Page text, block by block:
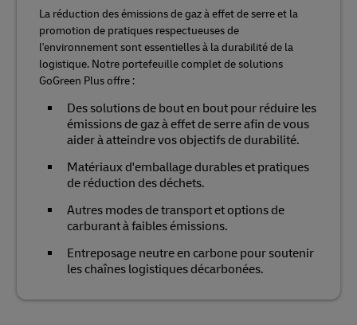
La réduction des émissions de gaz à effet de serre et la
promotion de pratiques respectueuses de
l'environnement sont essentielles à la durabilité de la
logistique. Notre portefeuille complet de solutions
GoGreen Plus offre :
Des solutions de bout en bout pour réduire les
émissions de gaz à effet de serre afin de vous
aider à atteindre vos objectifs de durabilité.
Matériaux d'emballage durables et pratiques
de réduction des déchets.
Autres modes de transport et options de
carburant à faibles émissions.
Entreposage neutre en carbone pour soutenir
les chaînes logistiques décarbonées.